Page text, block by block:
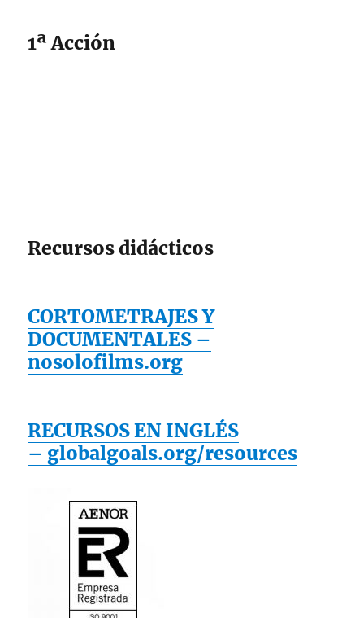
1ª Acción
Recursos didácticos
CORTOMETRAJES Y
DOCUMENTALES –
nosolofilms.org
RECURSOS EN INGLÉS
– globalgoals.org/resources